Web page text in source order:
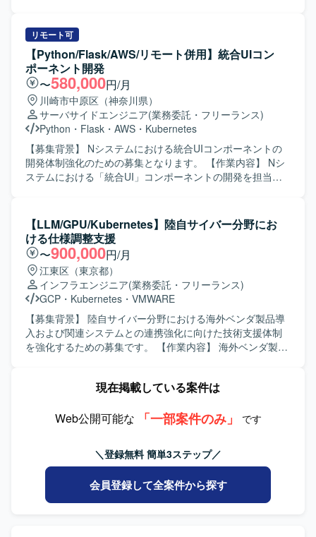
トフォームエンジニアリングの知見を深めることができま
す。 【開発環境】 インフラ基盤：オンプレミス、GCP、
AWS コンテナ：Docker、Kubernetes、OpenShift、
Anthos、K3s OS：Linux バージョン管理：GitLab 使用技
術：VictoriaMetrics、Grafana、Backstage、Rancher、
Vaultなどを利用しています。
の処理フローを整理し、運用負荷軽減と可読性向上を図り
ます。 ・Youtubeの既存バッチの保守作業を行います。 ・
新バッチの設計および開発を行います。 【求める人物像】
・既存システムの構造を理解しながら主体的に改善提案が
できる方を求めております。 ・バッチ処理やデータ基盤に
関する知見を活かし、周囲と連携しながら業務を進められ
る方を求めております。 【ポジションの魅力】 ・ライブ配
信事業におけるデータ基盤の中核部分の改善に携わること
ができます。 ・k8sコンテナベース構成やdbtなどモダンな
データ基盤技術に関わる経験を積むことができます。 【開
発環境】 ・Python ・dbt ・AWS ・k8sコンテナ基盤 ・
リモート可
【Python/Flask/AWS/リモート併用】統合UIコン
ポーネント開発
〜580,000円/月
川崎市中原区（神奈川県）
サーバサイドエンジニア(業務委託・フリーランス)
Python ・ Flask ・ AWS ・ Kubernetes
【募集背景】 Nシステムにおける統合UIコンポーネントの
開発体制強化のための募集となります。 【作業内容】 Nシ
ステムにおける「統合UI」コンポーネントの開発を担当い
や、Kubernetesを利用したコンテナオーケストレーショ
ン、AWS環境の構築やCI/CDパイプラインの整備などを実施
していただきます。 【求める人物像】 要件や機能設計を的
確に理解し、自走して詳細設計から実装・検証まで取り組
める方を求めております。周囲とコミュニケーションを取
りながら、既存コンポーネントとの整合性を考慮した開発
や改善提案ができる方です。 【ポジションの魅力】 マイク
ロサービスアーキテクチャやKubernetes、AWSなどモダン
な技術スタックを用いた開発に携わることができます。統
合UIコンポーネントの共通基盤開発を通じて、システム全
クロサービス環境上で、KubernetesやAWSを用いたコンテ
的インテグレーションとデリバリーを行う構成となってお
【LLM/GPU/Kubernetes】陸自サイバー分野にお
ける仕様調整支援
〜900,000円/月
江東区（東京都）
インフラエンジニア(業務委託・フリーランス)
GCP ・ Kubernetes ・ VMWARE
【募集背景】 陸自サイバー分野における海外ベンダ製品導
入および関連システムとの連携強化に向けた技術支援体制
を強化するための募集です。 【作業内容】 海外ベンダ製品
仕様調整や修正要望に向けた情報整理および検証を行って
や検討資料の作成もご担当いただきます。 【求める人物
技術要素にも積極的にキャッチアップいただける方を求め
ています。関係者とのコミュニケーションを大切にしなが
ら、仕様調整やドキュメント作成を粘り強く進められる方
が望ましいです。 【ポジションの魅力】 サイバー分野にお
ける先進的な技術検証や設計業務に携わることができ、
現在掲載している案件は
Web公開可能な
「一部案件のみ」 です
＼登録無料 簡単3ステップ／
会員登録して全案件から探す